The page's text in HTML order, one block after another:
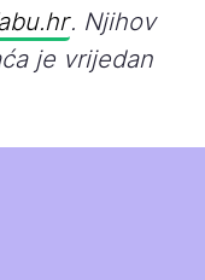
. Njihov
je vrijedan